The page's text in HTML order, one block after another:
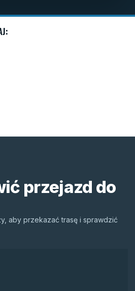
przejazd do
aby przekazać trasę i sprawdzić